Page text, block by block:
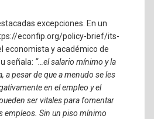
excepciones. En un
econfip.org/policy-brief/its-
economista y académico de
señala: “…el salario mínimo y la
a pesar de que a menudo se les
en el empleo y el
ser vitales para fomentar
empleos. Sin un piso mínimo